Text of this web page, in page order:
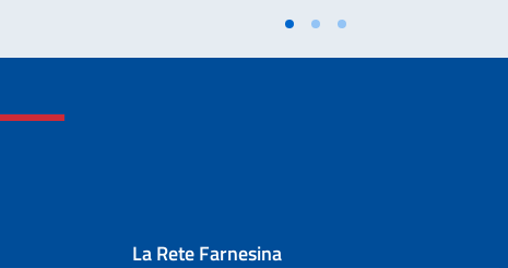
La Rete Farnesina